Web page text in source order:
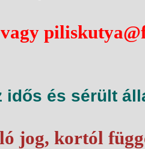
idős és sérült
jog, kortól